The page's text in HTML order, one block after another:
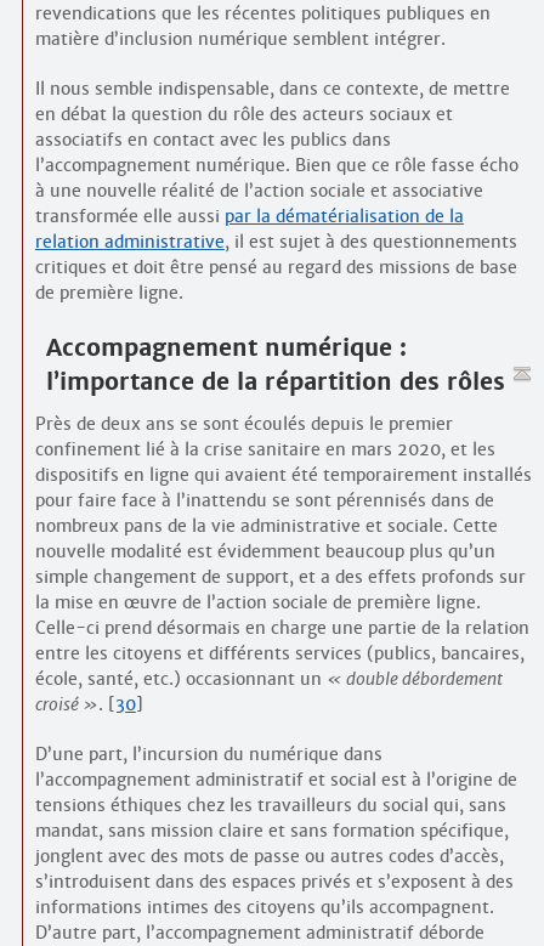
revendications que les récentes politiques publiques en
matière d’inclusion numérique semblent intégrer.
Il nous semble indispensable, dans ce contexte, de mettre
en débat la question du rôle des acteurs sociaux et
associatifs en contact avec les publics dans
l’accompagnement numérique. Bien que ce rôle fasse écho
à une nouvelle réalité de l’action sociale et associative
transformée elle aussi par la dématérialisation de la
relation administrative, il est sujet à des questionnements
critiques et doit être pensé au regard des missions de base
de première ligne.
Accompagnement numérique :
l’importance de la répartition des rôles
Près de deux ans se sont écoulés depuis le premier
confinement lié à la crise sanitaire en mars 2020, et les
dispositifs en ligne qui avaient été temporairement installés
pour faire face à l’inattendu se sont pérennisés dans de
nombreux pans de la vie administrative et sociale. Cette
nouvelle modalité est évidemment beaucoup plus qu’un
simple changement de support, et a des effets profonds sur
la mise en œuvre de l’action sociale de première ligne.
Celle-ci prend désormais en charge une partie de la relation
entre les citoyens et différents services (publics, bancaires,
école, santé, etc.) occasionnant un
double débordement
croisé
. [30]
D’une part, l’incursion du numérique dans
l’accompagnement administratif et social est à l’origine de
tensions éthiques chez les travailleurs du social qui, sans
mandat, sans mission claire et sans formation spécifique,
jonglent avec des mots de passe ou autres codes d’accès,
s’introduisent dans des espaces privés et s’exposent à des
informations intimes des citoyens qu’ils accompagnent.
D’autre part, l’accompagnement administratif déborde